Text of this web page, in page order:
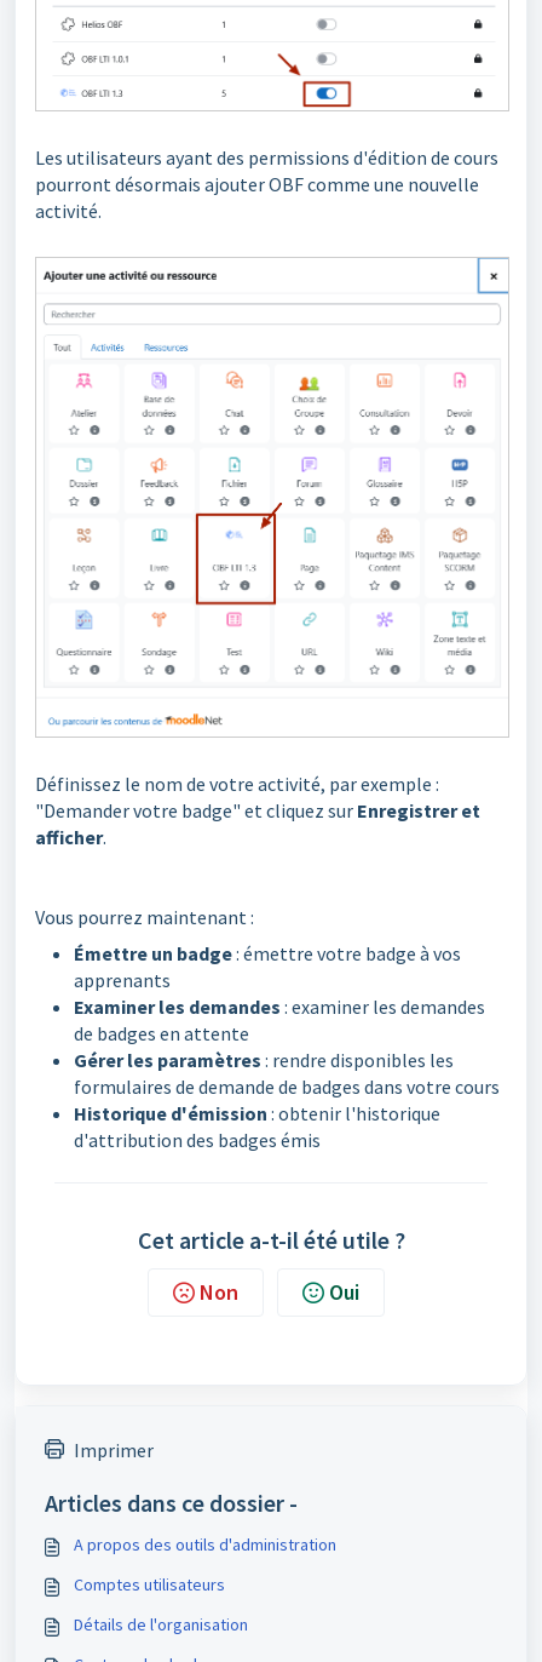
Les utilisateurs ayant des permissions d'édition de cours
pourront désormais ajouter OBF comme une nouvelle
activité.
Définissez le nom de votre activité, par exemple :
"Demander votre badge" et cliquez sur Enregistrer et
afficher.
Vous pourrez maintenant :
Émettre un badge: émettre votre badge à vos
apprenants
Examiner les demandes : examiner les demandes
de badges en attente
Gérer les paramètres : rendre disponibles les
formulaires de demande de badges dans votre cours
Historique d'émission : obtenir l'historique
d'attribution des badges émis
Cet article a-t-il été utile ?
Non Oui
Imprimer
Articles dans ce dossier -
A propos des outils d'administration
Comptes utilisateurs
Détails de l'organisation